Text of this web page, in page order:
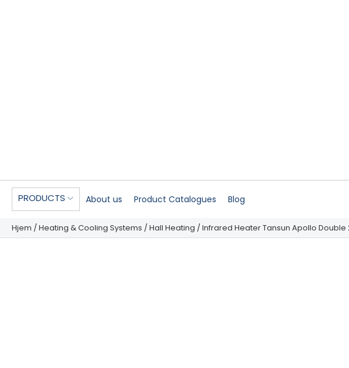
PRODUCTS About us Product Catalogues Blog
Hjem / Heating & Cooling Systems / Hall Heating / Infrared Heater Tansun Apollo Double